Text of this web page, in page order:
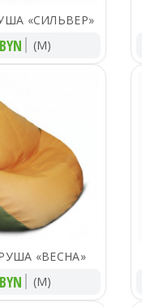
«СИЛЬВЕР»
(M)
«ВЕСНА»
(M)